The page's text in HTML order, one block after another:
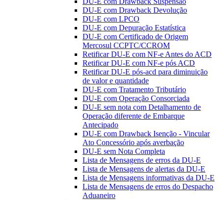
DU-E com Drawback Devolução
DU-E com LPCO
DU-E com Depuração Estatística
DU-E com Certificado de Origem
Mercosul CCPTC/CCROM
Retificar DU-E com NF-e Antes do ACD
Retificar DU-E com NF-e pós ACD
Retificar DU-E pós-acd para diminuição
de valor e quantidade
DU-E com Tratamento Tributário
DU-E com Operação Consorciada
DU-E sem nota com Detalhamento de
Operação diferente de Embarque
Antecipado
DU-E com Drawback Isenção - Vincular
Ato Concessório após averbação
DU-E sem Nota Completa
Lista de Mensagens de erros da DU-E
Lista de Mensagens de alertas da DU-E
Lista de Mensagens informativas da DU-E
Lista de Mensagens de erros do Despacho
Aduaneiro